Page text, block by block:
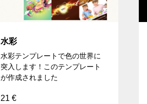
水彩
水彩テンプレートで色の世界に
突入します！このテンプレート
が作成されました
21 €